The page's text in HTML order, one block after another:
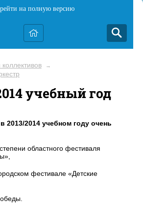
на полную версию
→
учебный год
2013/2014 учебном году очень
областного фестиваля
фестивале «Детские